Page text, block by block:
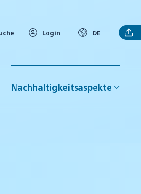
Login DE
Nachhaltigkeitsaspekte